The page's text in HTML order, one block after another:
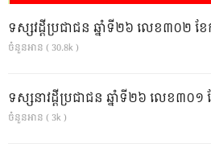
ទស្សវដ្តីប្រជាជន ឆ្នាំទី២៦ លេខ៣០២ ខែ
ចំនួនអាន ( 30.8k )
ទស្សនាវដ្ដីប្រជាជន ឆ្នាំទី២៦ លេខ៣០១
ចំនួនអាន ( 3k )